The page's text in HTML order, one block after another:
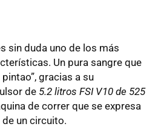
sin duda uno de los más
Un pura sangre que
gracias a su
de 5.2 litros FSI V10 de 525
de correr que se expresa
un circuito.